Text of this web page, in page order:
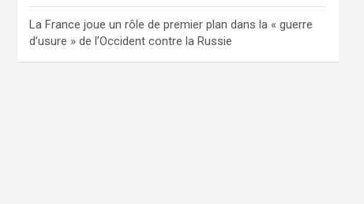
La France joue un rôle de premier plan dans la « guerre
d’usure » de l’Occident contre la Russie